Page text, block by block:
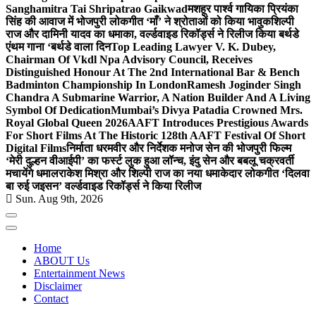
Sanghamitra Tai Shripatrao Gaikwadमशहूर पार्श्व गायिका प्रियंका
सिंह की आवाज में भोजपुरी लोकगीत ‘माँ’ ने श्रोताओं को किया भावुकशिल्पी
राज और दामिनी यादव का धमाका, वर्ल्डवाइड रिकॉर्ड्स ने रिलीज किया बर्थडे
एंथम गाना ‘बर्थडे वाला दिनTop Leading Lawyer V. K. Dubey,
Chairman Of Vkdl Npa Advisory Council, Receives
Distinguished Honour At The 2nd International Bar & Bench
Badminton Championship In LondonRamesh Joginder Singh
Chandra A Submarine Warrior, A Nation Builder And A Living
Symbol Of DedicationMumbai’s Divya Patadia Crowned Mrs.
Royal Global Queen 2026AAFT Introduces Prestigious Awards
For Short Films At The Historic 128th AAFT Festival Of Short
Digital Filmsनिर्माता धरमवीर और निर्देशक मनोज सेन की भोजपुरी फिल्म
‘मेरी दुल्हन वीआईपी’ का फर्स्ट लुक हुआ लॉन्च, इंदु सेन और बबलू चक्रवर्ती
मचायेंगे धमालराकेश मिश्रा और शिल्पी राज का नया धमाकेदार लोकगीत ‘दिलवा
बा रुई जइसन’ वर्ल्डवाइड रिकॉर्ड्स ने किया रिलीज
Sun. Aug 9th, 2026
Home
ABOUT Us
Entertainment News
Disclaimer
Contact